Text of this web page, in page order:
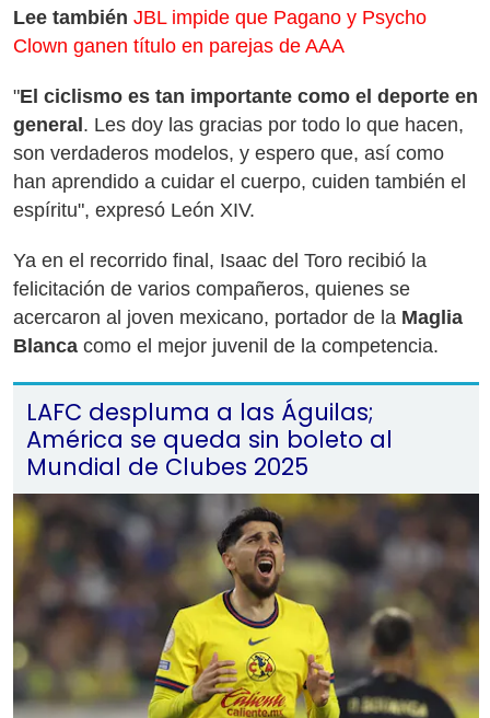
Lee también JBL impide que Pagano y Psycho
Clown ganen título en parejas de AAA
"El ciclismo es tan importante como el deporte en
general . Les doy las gracias por todo lo que hacen,
son verdaderos modelos, y espero que, así como
han aprendido a cuidar el cuerpo, cuiden también el
espíritu", expresó León XIV.
Ya en el recorrido final, Isaac del Toro recibió la
felicitación de varios compañeros, quienes se
acercaron al joven mexicano, portador de la Maglia
Blanca como el mejor juvenil de la competencia.
LAFC despluma a las Águilas;
América se queda sin boleto al
Mundial de Clubes 2025